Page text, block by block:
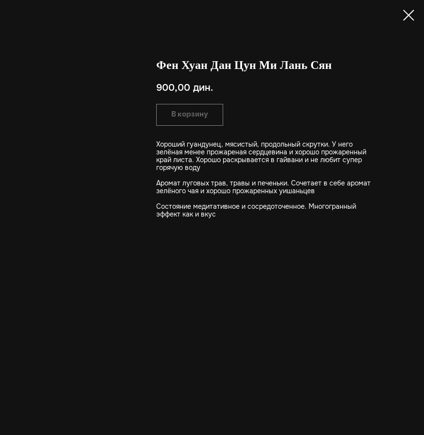
Фен Хуан Дан Цун Ми Лань Сян
900,00 дин.
В корзину
Хороший гуандунец, мясистый, продольный скрутки. У него
зелёная менее прожареная сердцевина и хорошо прожаренный
край листа. Хорошо раскрывается в гайвани и не любит супер
горячую воду
Аромат луговых трав, травы и печеньки. Сочетает в себе аромат
зелёного чая и хорошо прожаренных уишаньцев
Состояние медитативное и сосредоточенное. Многогранный
эффект как и вкус